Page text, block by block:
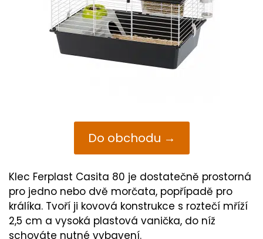
Do obchodu →
Klec Ferplast Casita 80 je dostatečně prostorná
pro jedno nebo dvě morčata, popřípadě pro
králíka. Tvoří ji kovová konstrukce s roztečí mříží
2,5 cm a vysoká plastová vanička, do níž
schováte nutné vybavení.